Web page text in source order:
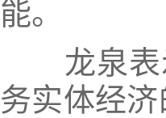
能。
龙泉表示
务实体经